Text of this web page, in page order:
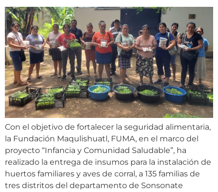
Con el objetivo de fortalecer la seguridad alimentaria,
la Fundación Maqulishuatl, FUMA, en el marco del
proyecto “Infancia y Comunidad Saludable”, ha
realizado la entrega de insumos para la instalación de
huertos familiares y aves de corral, a 135 familias de
tres distritos del departamento de Sonsonate